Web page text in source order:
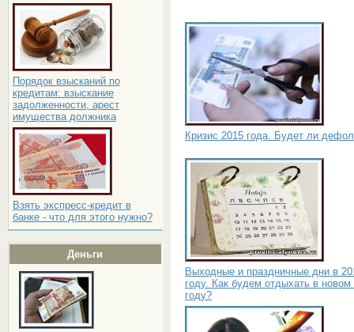
Порядок взысканий по
кредитам: взыскание
задолженности, арест
имущества должника
Взять экспресс-кредит в
банке - что для этого нужно?
Деньги
Кризис 2015 года. Будет ли
Выходные и праздничные дни в
году. Как будем отдыхать в новом
году?